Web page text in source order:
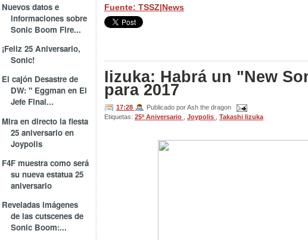
Nuevos datos e
informaciones sobre
Sonic Boom Fire...
¡Feliz 25 Aniversario,
Sonic!
El cajón Desastre de
DW: " Eggman en El
Jefe Final...
Mira en directo la fiesta
25 aniversario en
Joypolis
F4F muestra como será
su nueva estatua 25
aniversario
Reveladas imágenes
de las cutscenes de
Sonic Boom:...
Fuente: TSSZ|News
Iizuka: Habrá un "New
para 2017
17:28
Publicado por Ash the dragon
Etiquetas: 25º Aniversario Joypolis Takashi Iizuka